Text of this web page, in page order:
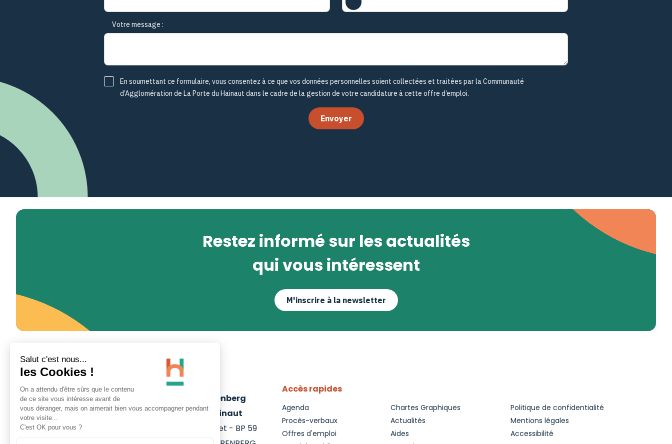
Votre message :
En soumettant ce formulaire, vous consentez à ce que vos données personnelles soient collectées et traitées par la Communauté
d’Agglomération de La Porte du Hainaut dans le cadre de la gestion de votre candidature à cette offre d’emploi.
Envoyer
Restez informé sur les actualités
qui vous intéressent
M'inscrire à la newsletter
Site Minier d'Arenberg
- La Porte du Hainaut
Rue Michel-Rondet - BP 59
Accès rapides
Agenda
Chartes Graphiques
Procès-verbaux
Actualités
Offres d'emploi
Aides
Politique de confidentialité
Mentions légales
Accessibilité